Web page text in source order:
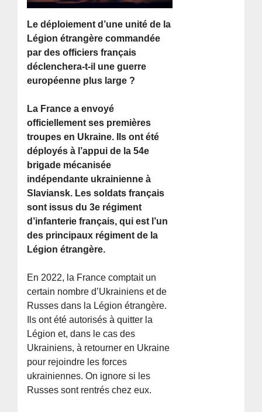
Le déploiement d’une unité de la
Légion étrangère commandée
par des officiers français
déclenchera-t-il une guerre
européenne plus large ?
La France a envoyé
officiellement ses premières
troupes en Ukraine. Ils ont été
déployés à l’appui de la 54e
brigade mécanisée
indépendante ukrainienne à
Slaviansk. Les soldats français
sont issus du 3e régiment
d’infanterie français, qui est l’un
des principaux régiment de la
Légion étrangère.
En 2022, la France comptait un
certain nombre d’Ukrainiens et de
Russes dans la Légion étrangère.
Ils ont été autorisés à quitter la
Légion et, dans le cas des
Ukrainiens, à retourner en Ukraine
pour rejoindre les forces
ukrainiennes. On ignore si les
Russes sont rentrés chez eux.